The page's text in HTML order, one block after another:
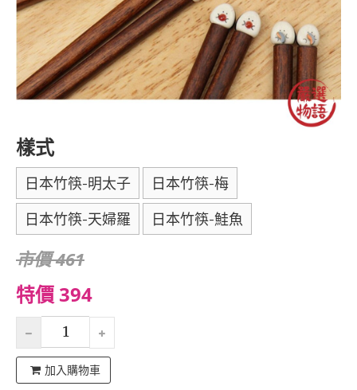
樣式
日本竹筷-明太子 日本竹筷-梅
日本竹筷-天婦羅 日本竹筷-鮭魚
市價 461
特價 394
加入購物車